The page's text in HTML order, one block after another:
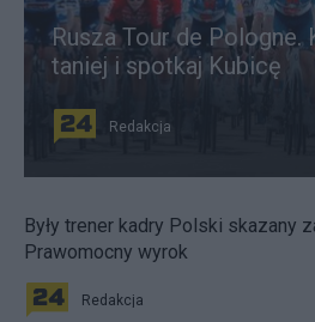
Rusza Tour de Pologne.
taniej i spotkaj Kubicę
Redakcja
Były trener kadry Polski skazany
Prawomocny wyrok
Redakcja